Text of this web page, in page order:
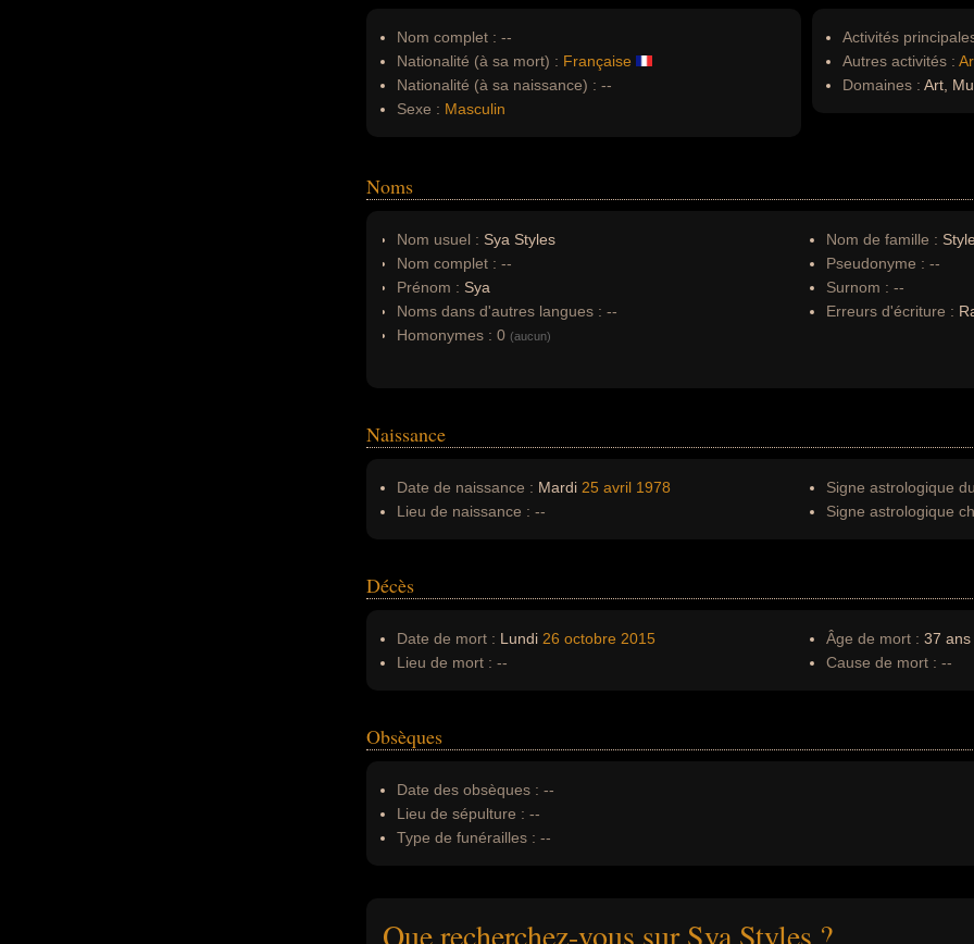
Nom complet : --
Nationalité (à sa mort) : Française
Nationalité (à sa naissance) : --
Sexe : Masculin
Activités
Autres activités :
Domaines : Art,
Noms
Nom usuel : Sya Styles
Nom complet : --
Prénom : Sya
Noms dans d'autres langues : --
Homonymes : 0 (aucun)
Nom de famille :
Pseudonyme : --
Surnom : --
Erreurs d'écriture :
Naissance
Date de naissance : Mardi 25 avril 1978
Lieu de naissance : --
Signe astrologique
Signe astrologique
Décès
Date de mort : Lundi 26 octobre 2015
Lieu de mort : --
Âge de mort : 37 ans
Cause de mort : --
Obsèques
Date des obsèques : --
Lieu de sépulture : --
Type de funérailles : --
Que recherchez-vous sur Sya Styles ?